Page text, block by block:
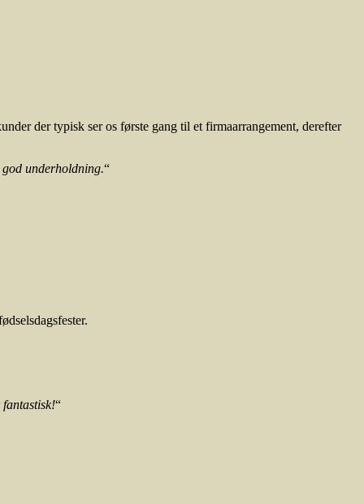
der typisk ser os første gang til et firmaarrangement, derefter
underholdning.“
fantastisk!“